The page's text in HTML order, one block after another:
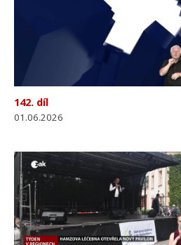
142. díl
01.06.2026